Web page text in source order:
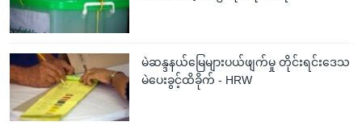
မဲဆန္ဒနယ်မြေများပယ်ဖျက်မှု တိုင်းရင်းဒေသ
မဲပေးခွင့်ထိခိုက် - HRW